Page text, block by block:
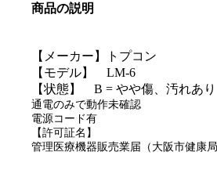
商品の説明
【メーカー】トプコン
【モデル】 LM-6
【状態】 B = やや傷、汚れあり
通電のみで動作未確認
電源コード有
【許可証名】
管理医療機器販売業届（大阪市健康局